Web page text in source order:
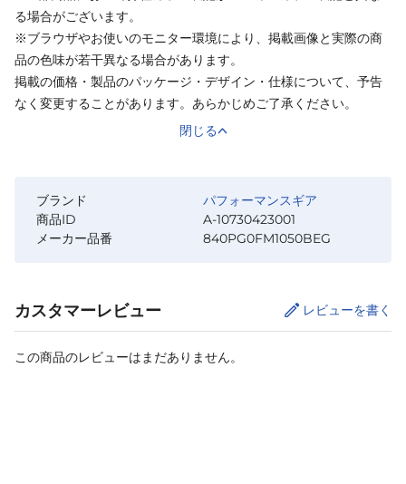
る場合がございます。
※ブラウザやお使いのモニター環境により、掲載画像と実際の商
品の色味が若干異なる場合があります。
掲載の価格・製品のパッケージ・デザイン・仕様について、予告
なく変更することがあります。あらかじめご了承ください。
閉じる
ブランド
パフォーマンスギア
商品ID
A-10730423001
メーカー品番
840PG0FM1050BEG
カスタマーレビュー レビューを書く
この商品のレビューはまだありません。